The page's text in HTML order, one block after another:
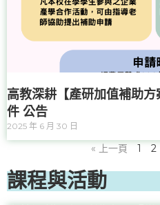
高教深耕【產研加值補助
件 公告
2025 年 6 月 30 日
« 上一頁 1 2
課程與活動